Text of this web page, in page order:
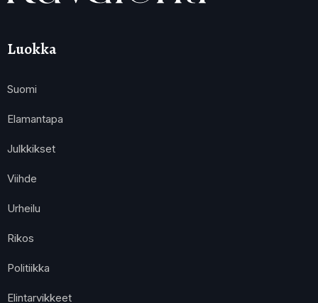
Luokka
Suomi
Elamantapa
Julkkikset
Viihde
Urheilu
Rikos
Politiikka
Elintarvikkeet